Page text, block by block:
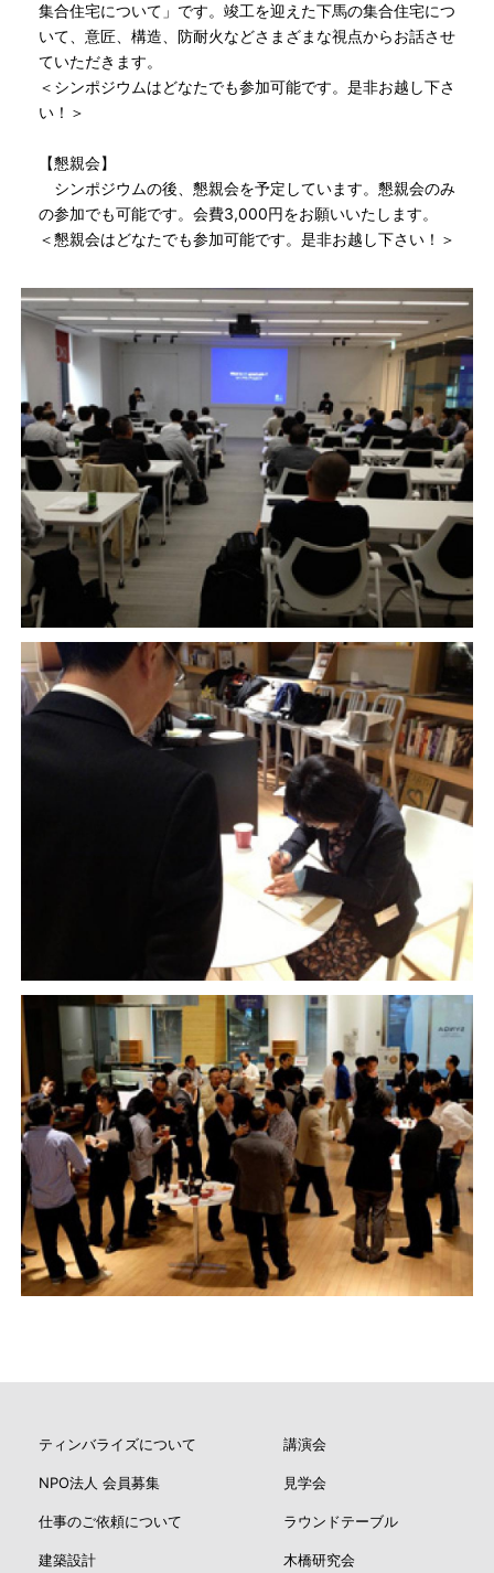
集合住宅について」です。竣工を迎えた下馬の集合住宅につ
いて、意匠、構造、防耐火などさまざまな視点からお話させ
ていただきます。
＜シンポジウムはどなたでも参加可能です。是非お越し下さ
い！＞
【懇親会】
シンポジウムの後、懇親会を予定しています。懇親会のみ
の参加でも可能です。会費3,000円をお願いいたします。
＜懇親会はどなたでも参加可能です。是非お越し下さい！＞
ティンバライズについて
NPO法人 会員募集
仕事のご依頼について
建築設計
講演会
見学会
ラウンドテーブル
木橋研究会